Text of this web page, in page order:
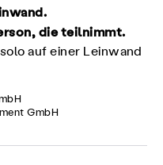
die teilnimmt.
auf einer Leinwand
GmbH